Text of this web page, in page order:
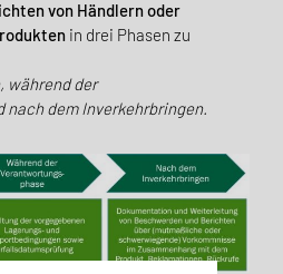
von Händlern oder
in drei Phasen zu
während der
nach dem Inverkehrbringen.